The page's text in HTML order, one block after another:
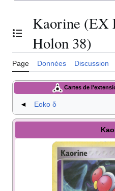
Basculer la table des
Kaorine (EX
Holon 38)
Page Données Discussion
Cartes de
◄ Eoko δ